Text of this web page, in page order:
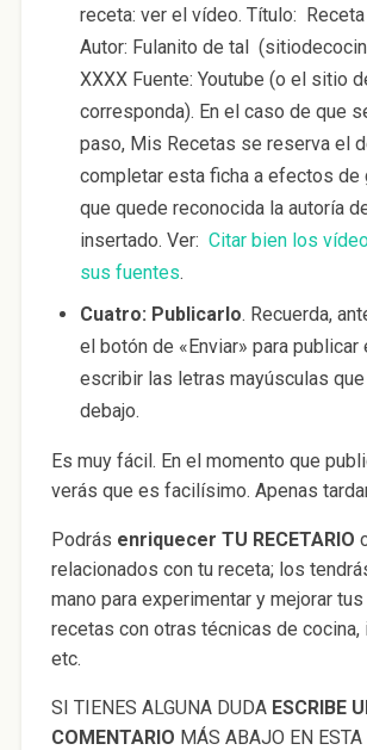
receta: ver el vídeo. Título:
Autor: Fulanito de tal
XXXX Fuente: Youtube (o el sitio
corresponda). En el caso de que
paso, Mis Recetas se reserva el
completar esta ficha a efectos de
que quede reconocida la autoría
insertado. Ver: Citar bien los
sus fuentes.
Cuatro: Publicarlo. Recuerda,
el botón de «Enviar» para publicar
escribir las letras mayúsculas
debajo.
Es muy fácil. En el momento que
verás que es facilísimo. Apenas
Podrás enriquecer TU RECETARIO
relacionados con tu receta; los
mano para experimentar y mejorar
recetas con otras técnicas de cocina,
etc.
SI TIENES ALGUNA DUDA ESCRIBE
COMENTARIO MÁS ABAJO EN